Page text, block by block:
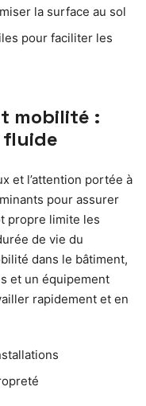
la surface au sol
pour faciliter les
mobilité :
fluide
et l’attention portée à
pour assurer
propre limite les
de vie du
dans le bâtiment,
et un équipement
rapidement et en